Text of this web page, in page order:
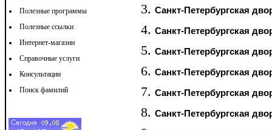
Полезные программы
Полезные ссылки
Интернет-магазин
Справочные услуги
Консультации
Поиск фамилий
Санкт-Петербургская
Санкт-Петербургская
Санкт-Петербургская
Санкт-Петербургская
Санкт-Петербургская
Санкт-Петербургская